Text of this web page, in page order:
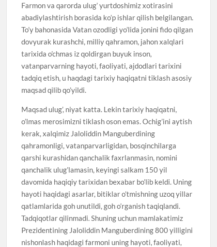
Farmon va qarorda ulug’ yurtdoshimiz xotirasini
abadiylashtirish borasida ko’p ishlar qilish belgilangan.
To’y bahonasida Vatan ozodligi yo’lida jonini fido qilgan
dovyurak kurashchi, milliy qahramon, jahon xalqlari
tarixida o’chmas iz qoldirgan buyuk inson,
vatanparvarning hayoti, faoliyati, ajdodlari tarixini
tadqiq etish, u haqdagi tarixiy haqiqatni tiklash asosiy
maqsad qilib qo’yildi.
Maqsad ulug’, niyat katta. Lekin tarixiy haqiqatni,
o’lmas merosimizni tiklash oson emas. Ochig’ini aytish
kerak, xalqimiz Jaloliddin Manguberdining
qahramonligi, vatanparvarligidan, bosqinchilarga
qarshi kurashidan qanchalik faxrlanmasin, nomini
qanchalik ulug’lamasin, keyingi salkam 150 yil
davomida haqiqiy tarixidan bexabar bo’lib keldi. Uning
hayoti haqidagi asarlar, bitiklar o’tmishning uzoq yillar
qatlamlarida goh unutildi, goh o’rganish taqiqlandi.
Tadqiqotlar qilinmadi. Shuning uchun mamlakatimiz
Prezidentining Jaloliddin Manguberdining 800 yilligini
nishonlash haqidagi farmoni uning hayoti, faoliyati,